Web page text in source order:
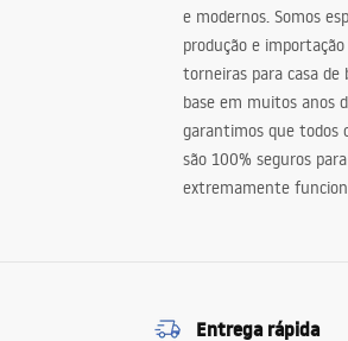
e modernos. Somos
produção e
torneiras para casa de
base em muitos anos
garantimos que todos
são 100% seguros
extremamente
Entrega rápida